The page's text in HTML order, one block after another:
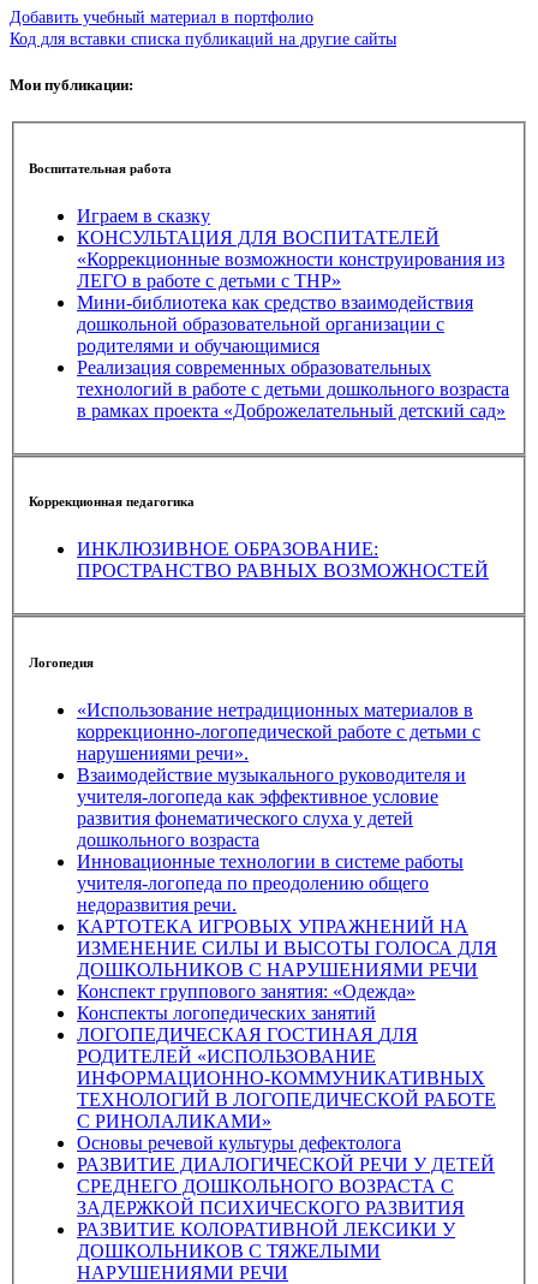
Добавить учебный материал в портфолио
Код для вставки списка публикаций на другие сайты
Мои публикации:
Воспитательная работа
Играем в сказку
КОНСУЛЬТАЦИЯ ДЛЯ ВОСПИТАТЕЛЕЙ
«Коррекционные возможности конструирования из
ЛЕГО в работе с детьми с ТНР»
Мини-библиотека как средство взаимодействия
дошкольной образовательной организации с
родителями и обучающимися
Реализация современных образовательных
технологий в работе с детьми дошкольного возраста
в рамках проекта «Доброжелательный детский сад»
Коррекционная педагогика
ИНКЛЮЗИВНОЕ ОБРАЗОВАНИЕ:
ПРОСТРАНСТВО РАВНЫХ ВОЗМОЖНОСТЕЙ
Логопедия
«Использование нетрадиционных материалов в
коррекционно-логопедической работе с детьми с
нарушениями речи».
Взаимодействие музыкального руководителя и
учителя-логопеда как эффективное условие
развития фонематического слуха у детей
дошкольного возраста
Инновационные технологии в системе работы
учителя-логопеда по преодолению общего
недоразвития речи.
КАРТОТЕКА ИГРОВЫХ УПРАЖНЕНИЙ НА
ИЗМЕНЕНИЕ СИЛЫ И ВЫСОТЫ ГОЛОСА ДЛЯ
ДОШКОЛЬНИКОВ С НАРУШЕНИЯМИ РЕЧИ
Конспект группового занятия: «Одежда»
Конспекты логопедических занятий
ЛОГОПЕДИЧЕСКАЯ ГОСТИНАЯ ДЛЯ
РОДИТЕЛЕЙ «ИСПОЛЬЗОВАНИЕ
ИНФОРМАЦИОННО-КОММУНИКАТИВНЫХ
ТЕХНОЛОГИЙ В ЛОГОПЕДИЧЕСКОЙ РАБОТЕ
С РИНОЛАЛИКАМИ»
Основы речевой культуры дефектолога
РАЗВИТИЕ ДИАЛОГИЧЕСКОЙ РЕЧИ У ДЕТЕЙ
СРЕДНЕГО ДОШКОЛЬНОГО ВОЗРАСТА С
ЗАДЕРЖКОЙ ПСИХИЧЕСКОГО РАЗВИТИЯ
РАЗВИТИЕ КОЛОРАТИВНОЙ ЛЕКСИКИ У
ДОШКОЛЬНИКОВ С ТЯЖЕЛЫМИ
НАРУШЕНИЯМИ РЕЧИ